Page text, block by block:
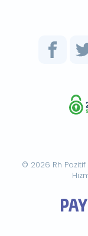
© 2026 Rh Pozitif